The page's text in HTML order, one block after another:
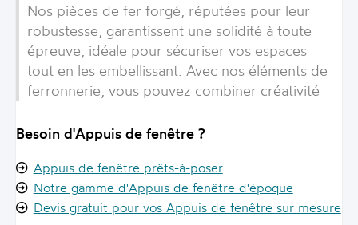
Nos pièces de fer forgé, réputées pour leur
robustesse, garantissent une solidité à toute
épreuve, idéale pour sécuriser vos espaces
tout en les embellissant. Avec nos éléments de
ferronnerie, vous pouvez combiner créativité
Besoin d'Appuis de fenêtre ?
Appuis de fenêtre prêts-à-poser
Notre gamme d'Appuis de fenêtre d'époque
Devis gratuit pour vos Appuis de fenêtre sur mesure